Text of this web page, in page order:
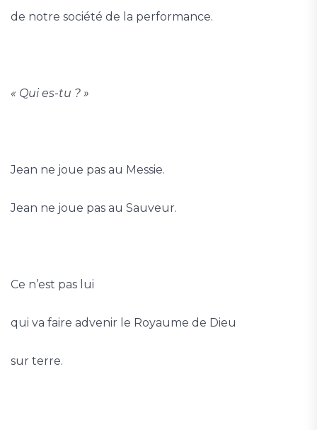
de notre société de la performance.
« Qui es-tu ? »
Jean ne joue pas au Messie.
Jean ne joue pas au Sauveur.
Ce n’est pas lui
qui va faire advenir le Royaume de Dieu
sur terre.